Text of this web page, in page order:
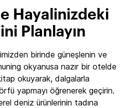
Hayalinizdeki
Planlayın
birinde güneşlenin ve
okyanusa nazır bir otelde
okuyarak, dalgalarla
yapmayı öğrenerek geçirin.
deniz ürünlerinin tadına